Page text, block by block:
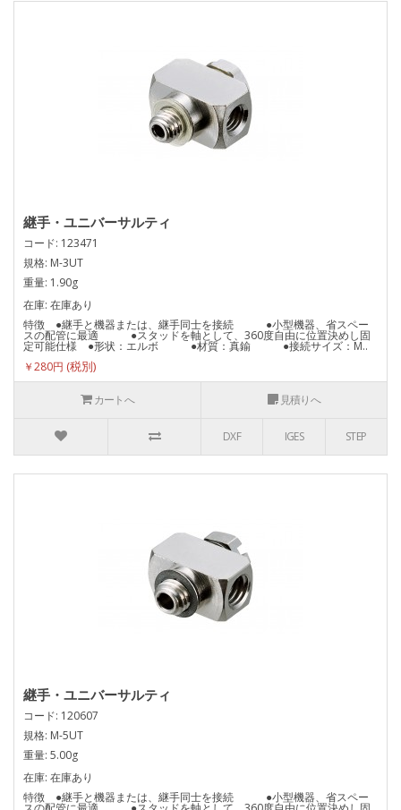
継手・ユニバーサルティ
コード: 123471
規格: M-3UT
重量: 1.90g
在庫: 在庫あり
特徴 ●継手と機器または、継手同士を接続 ●小型機器、省スペー
スの配管に最適 ●スタッドを軸として、360度自由に位置決めし固
定可能仕様 ●形状：エルボ ●材質：真鍮 ●接続サイズ：M..
￥280円
カートへ 見積りへ
DXF IGES STEP
継手・ユニバーサルティ
コード: 120607
規格: M-5UT
重量: 5.00g
在庫: 在庫あり
特徴 ●継手と機器または、継手同士を接続 ●小型機器、省スペー